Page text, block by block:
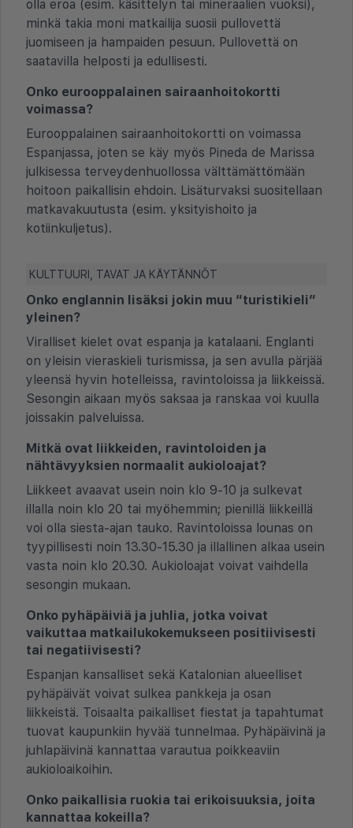
olla eroa (esim. käsittelyn tai mineraalien vuoksi),
minkä takia moni matkailija suosii pullovettä
juomiseen ja hampaiden pesuun. Pullovettä on
saatavilla helposti ja edullisesti.
Onko eurooppalainen sairaanhoitokortti
voimassa?
Eurooppalainen sairaanhoitokortti on voimassa
Espanjassa, joten se käy myös Pineda de Marissa
julkisessa terveydenhuollossa välttämättömään
hoitoon paikallisin ehdoin. Lisäturvaksi suositellaan
matkavakuutusta (esim. yksityishoito ja
kotiinkuljetus).
KULTTUURI, TAVAT JA KÄYTÄNNÖT
Onko englannin lisäksi jokin muu “turistikieli”
yleinen?
Viralliset kielet ovat espanja ja katalaani. Englanti
on yleisin vieraskieli turismissa, ja sen avulla pärjää
yleensä hyvin hotelleissa, ravintoloissa ja liikkeissä.
Sesongin aikaan myös saksaa ja ranskaa voi kuulla
joissakin palveluissa.
Mitkä ovat liikkeiden, ravintoloiden ja
nähtävyyksien normaalit aukioloajat?
Liikkeet avaavat usein noin klo 9-10 ja sulkevat
illalla noin klo 20 tai myöhemmin; pienillä liikkeillä
voi olla siesta-ajan tauko. Ravintoloissa lounas on
tyypillisesti noin 13.30-15.30 ja illallinen alkaa usein
vasta noin klo 20.30. Aukioloajat voivat vaihdella
sesongin mukaan.
Onko pyhäpäiviä ja juhlia, jotka voivat
vaikuttaa matkailukokemukseen positiivisesti
tai negatiivisesti?
Espanjan kansalliset sekä Katalonian alueelliset
pyhäpäivät voivat sulkea pankkeja ja osan
liikkeistä. Toisaalta paikalliset fiestat ja tapahtumat
tuovat kaupunkiin hyvää tunnelmaa. Pyhäpäivinä ja
juhlapäivinä kannattaa varautua poikkeaviin
aukioloaikoihin.
Onko paikallisia ruokia tai erikoisuuksia, joita
kannattaa kokeilla?